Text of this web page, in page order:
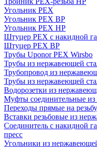
Угольник PEX
Угольник PEX ВР
Угольник PEX НР
Штуцер PEX c накидной
Штуцер PEX ВР
Трубы Uponor PEX Wirsbo
Трубы из нержавеющей
Трубопровод из
Трубы из нержавеющей
Водорозетки из
Муфты соединительные
Переходы прямые на
Вставки резьбовые из
Соединитель с накидной
пресс
Угольники из